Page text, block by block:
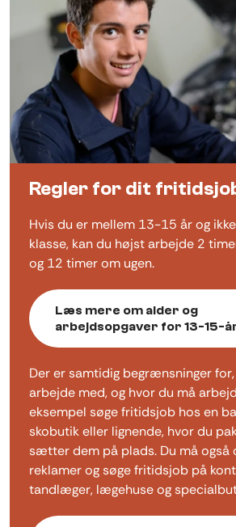
Regler for dit
Hvis du er mellem 13-15 år og
klasse, kan du højst arbejde 2
og 12 timer om ugen.
Læs mere om alder og
arbejdsopgaver for 13-15-
Der er samtidig begrænsninger
arbejde med, og hvor du må
eksempel søge fritidsjob hos en
skobutik eller lignende, hvor du
sætter dem på plads. Du må også
reklamer og søge fritidsjob på
tandlæger, lægehuse og